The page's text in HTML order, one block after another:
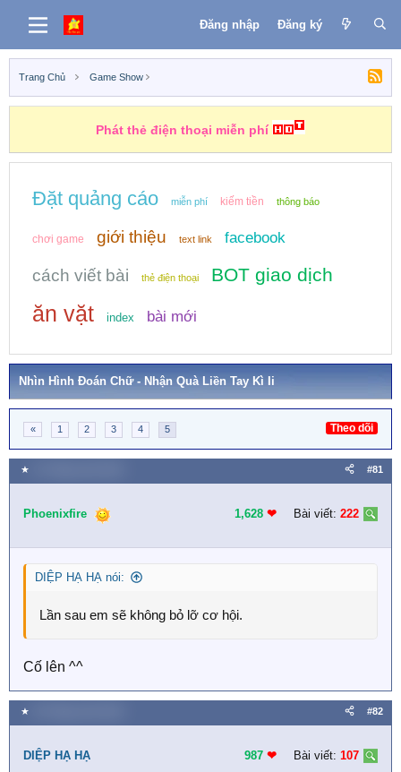
Đăng nhập Đăng ký
Trang Chủ Game Show
Phát thẻ điện thoại miễn phí
Đặt quảng cáo miễn phí kiếm tiền thông báo
chơi game giới thiệu text link facebook
cách viết bài thẻ điện thoại BOT giao dịch
ăn vặt index bài mới
Nhìn Hình Đoán Chữ - Nhận Quà Liền Tay Kì Ii
« 1 2 3 4 5 Theo dõi
★ #81
Phoenixfire 1,628 ❤︎ Bài viết: 222
DIỆP HẠ HẠ nói:
Lần sau em sẽ không bỏ lỡ cơ hội.
Cố lên ^^
★ #82
DIỆP HẠ HẠ 987 ❤︎ Bài viết: 107